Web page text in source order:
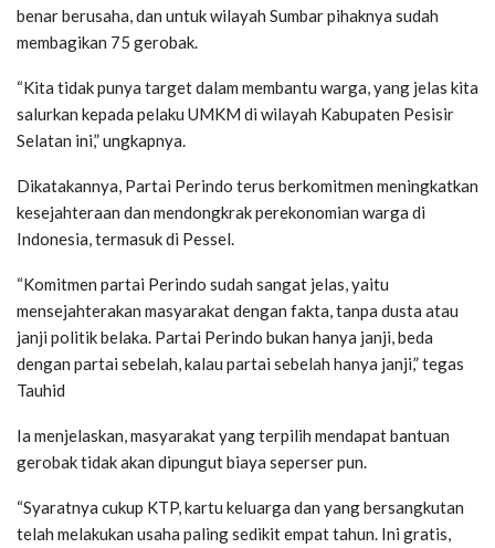
benar berusaha, dan untuk wilayah Sumbar pihaknya sudah
membagikan 75 gerobak.
“Kita tidak punya target dalam membantu warga, yang jelas kita
salurkan kepada pelaku UMKM di wilayah Kabupaten Pesisir
Selatan ini,” ungkapnya.
Dikatakannya, Partai Perindo terus berkomitmen meningkatkan
kesejahteraan dan mendongkrak perekonomian warga di
Indonesia, termasuk di Pessel.
“Komitmen partai Perindo sudah sangat jelas, yaitu
mensejahterakan masyarakat dengan fakta, tanpa dusta atau
janji politik belaka. Partai Perindo bukan hanya janji, beda
dengan partai sebelah, kalau partai sebelah hanya janji,” tegas
Tauhid
Ia menjelaskan, masyarakat yang terpilih mendapat bantuan
gerobak tidak akan dipungut biaya seperser pun.
“Syaratnya cukup KTP, kartu keluarga dan yang bersangkutan
telah melakukan usaha paling sedikit empat tahun. Ini gratis,